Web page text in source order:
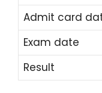
Admit card
Exam date
Result